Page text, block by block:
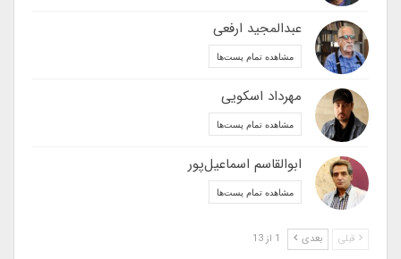
عبدالمجید ارفعی
مشاهده تمام پست‌ها
مهرداد اسکویی
مشاهده تمام پست‌ها
ابوالقاسم اسماعیل‌پور
مشاهده تمام پست‌ها
قبلی بعدی